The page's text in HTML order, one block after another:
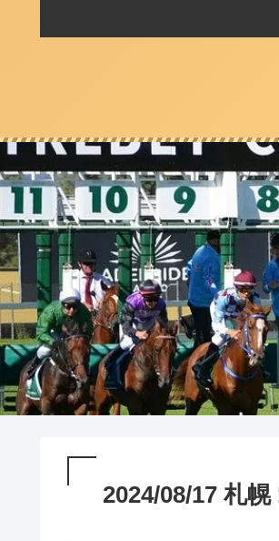
2024/08/17 札幌